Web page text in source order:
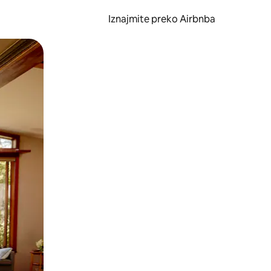
Iznajmite preko Airbnba
prstom po zaslonu.